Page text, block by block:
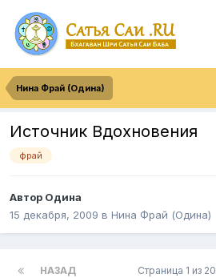
Нина Фрай (Одина)
Источник Вдохновения
фрай
Автор Одина
15 декабря, 2009 в Нина Фрай (Одина)
НАЗАД Страница 1 из 20